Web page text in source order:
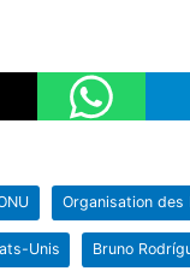
Organisation des
Unis Bruno